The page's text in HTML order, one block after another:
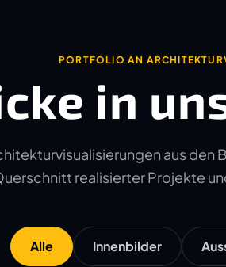
PORTFOLIO AN
in
aus den
realisierter Projekte
Alle Innenbilder